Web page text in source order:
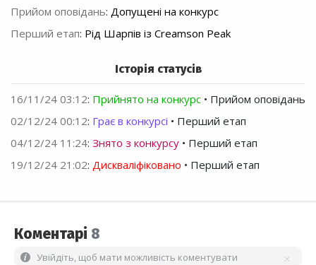
Прийом оповідань: Допущені на конкурс
Перший етап: Рід Шарпів із Creamson Peak
Історія статусів
16/11/24 03:12: Прийнято на конкурс • Прийом оповідань
02/12/24 00:12: Грає в конкурсі • Перший етап
04/12/24 11:24: Знято з конкурсу • Перший етап
19/12/24 21:02: Дискваліфіковано • Перший етап
Коментарі 8
Увійдіть, щоб мати можливість коментувати